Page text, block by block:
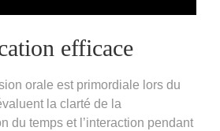
efficace
orale est primordiale lors du
la clarté de la
du temps et l’interaction pendant